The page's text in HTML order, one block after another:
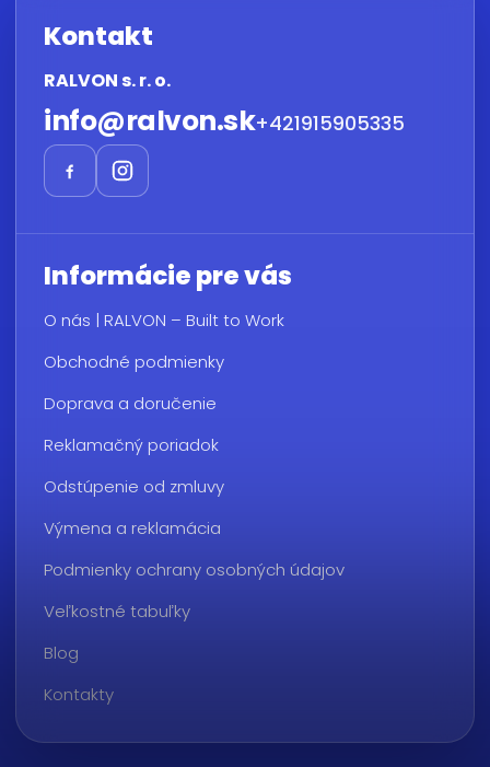
Kontakt
RALVON s. r. o.
info@ralvon.sk+421915905335
Informácie pre vás
O nás | RALVON – Built to Work
Obchodné podmienky
Doprava a doručenie
Reklamačný poriadok
Odstúpenie od zmluvy
Výmena a reklamácia
Podmienky ochrany osobných údajov
Veľkostné tabuľky
Blog
Kontakty